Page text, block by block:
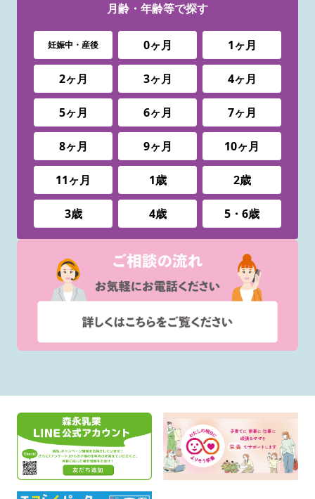
月齢・年齢等で探す
妊娠中・産後 0ヶ月 1ヶ月
2ヶ月 3ヶ月 4ヶ月
5ヶ月 6ヶ月 7ヶ月
8ヶ月 9ヶ月 10ヶ月
11ヶ月 1歳 2歳
3歳 4歳 5・6歳